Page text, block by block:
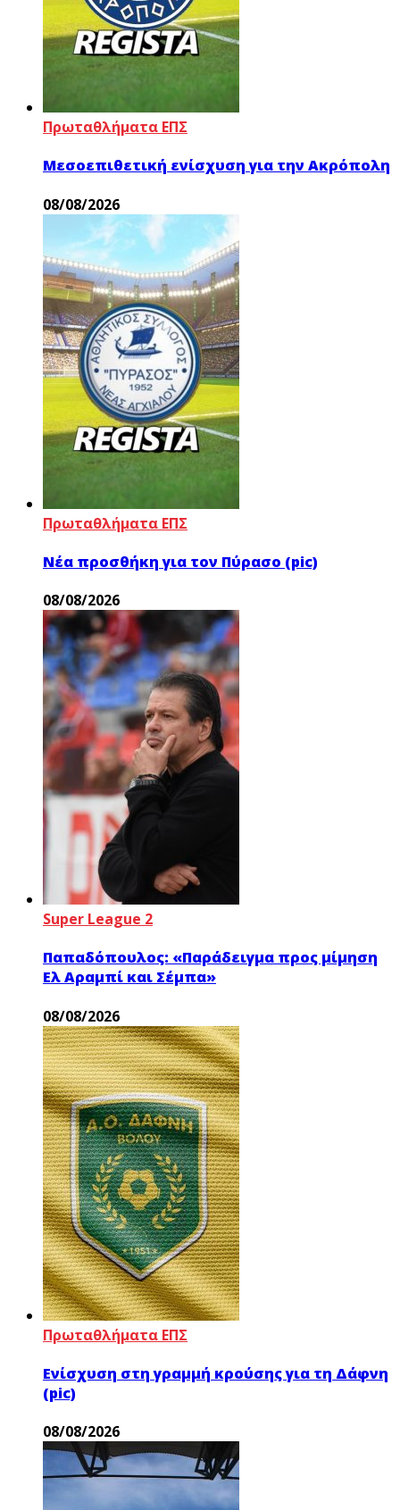
Πρωταθλήματα ΕΠΣ
Μεσοεπιθετική ενίσχυση για την Ακρόπολη
08/08/2026
Πρωταθλήματα ΕΠΣ
Νέα προσθήκη για τον Πύρασο (pic)
08/08/2026
Super League 2
Παπαδόπουλος: «Παράδειγμα προς μίμηση
Ελ Αραμπί και Σέμπα»
08/08/2026
Πρωταθλήματα ΕΠΣ
Ενίσχυση στη γραμμή κρούσης για τη Δάφνη
(pic)
08/08/2026